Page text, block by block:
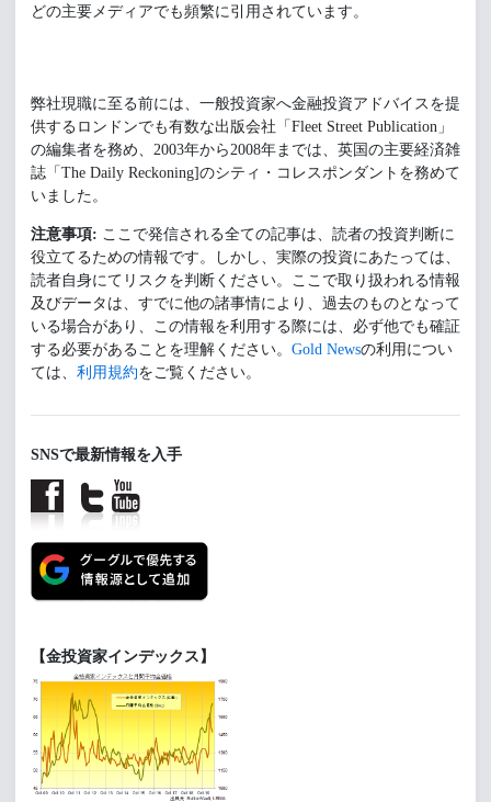
どの主要メディアでも頻繁に引用されています。
弊社現職に至る前には、一般投資家へ金融投資アドバイスを提
供するロンドンでも有数な出版会社「Fleet Street Publication」
の編集者を務め、2003年から2008年までは、英国の主要経済雑
誌「The Daily Reckoning]のシティ・コレスポンダントを務めて
いました。
注意事項: ここで発信される全ての記事は、読者の投資判断に
役立てるための情報です。しかし、実際の投資にあたっては、
読者自身にてリスクを判断ください。ここで取り扱われる情報
及びデータは、すでに他の諸事情により、過去のものとなって
いる場合があり、この情報を利用する際には、必ず他でも確証
する必要があることを理解ください。 Gold Newsの利用につい
ては、 利用規約をご覧ください。
SNSで最新情報を入手
【金投資家インデックス】